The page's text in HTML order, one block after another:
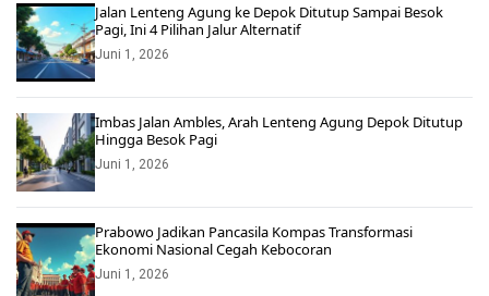
Jalan Lenteng Agung ke Depok Ditutup Sampai Besok
Pagi, Ini 4 Pilihan Jalur Alternatif
Juni 1, 2026
Imbas Jalan Ambles, Arah Lenteng Agung Depok Ditutup
Hingga Besok Pagi
Juni 1, 2026
Prabowo Jadikan Pancasila Kompas Transformasi
Ekonomi Nasional Cegah Kebocoran
Juni 1, 2026